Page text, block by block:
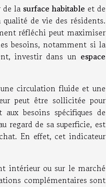
de lasurface habitable et de
de vie des résidents.
réfléchi peut maximiser
besoins, notamment si la
investir dans un espace
circulation fluide et une
peut être sollicitée pour
besoins spécifiques de
regard de sa superficie, est
En effet, cet indicateur
intérieur ou sur le marché
complémentaires sont